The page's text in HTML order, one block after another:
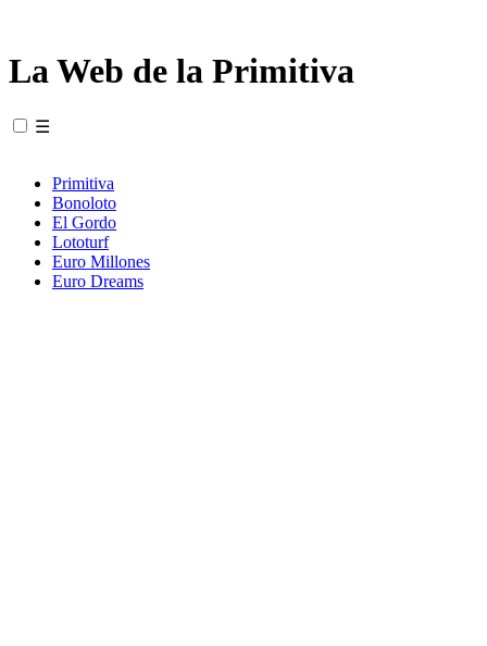
La Web de la Primitiva
☰
Primitiva
Bonoloto
El Gordo
Lototurf
Euro Millones
Euro Dreams